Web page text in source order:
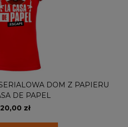
DOM Z PAPIERU
DE PAPEL
20,00 zł